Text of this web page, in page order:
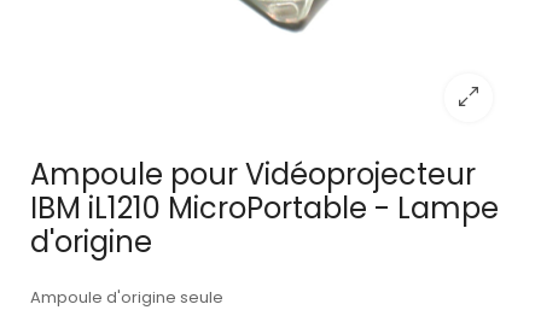
Ampoule pour Vidéoprojecteur
IBM iL1210 MicroPortable - Lampe
d'origine
Ampoule d'origine seule